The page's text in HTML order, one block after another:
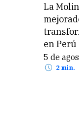
La
en Perú
5 de
2 min.